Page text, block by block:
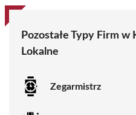
Pozostałe Typy Firm w
Lokalne
Zegarmistrz